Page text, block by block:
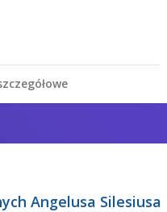
Angelusa Silesiusa